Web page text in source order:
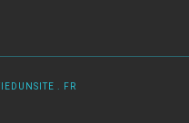
. FR